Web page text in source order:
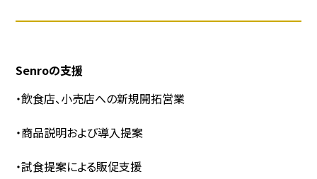
Senroの支援
・飲食店、小売店への新規開拓営業
・商品説明および導入提案
・試食提案による販促支援